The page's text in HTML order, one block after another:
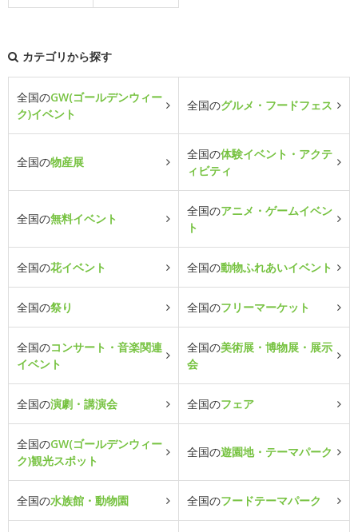
カテゴリから探す
全国のGW(ゴールデンウィー
ク)イベント
全国のグルメ・フードフェス
全国の物産展
全国の体験イベント・アクテ
ィビティ
全国の無料イベント
全国のアニメ・ゲームイベン
ト
全国の花イベント 全国の動物ふれあいイベント
全国の祭り 全国のフリーマーケット
全国のコンサート・音楽関連
イベント
全国の美術展・博物展・展示
会
全国の演劇・講演会 全国のフェア
全国のGW(ゴールデンウィー
ク)観光スポット
全国の遊園地・テーマパーク
全国の水族館・動物園 全国のフードテーマパーク